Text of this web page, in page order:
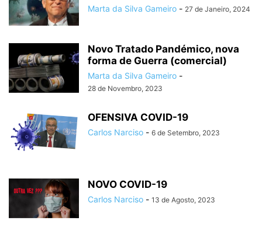
Marta da Silva Gameiro - 27 de Janeiro, 2024
Novo Tratado Pandémico, nova
forma de Guerra (comercial)
Marta da Silva Gameiro -
28 de Novembro, 2023
OFENSIVA COVID-19
Carlos Narciso - 6 de Setembro, 2023
NOVO COVID-19
Carlos Narciso - 13 de Agosto, 2023